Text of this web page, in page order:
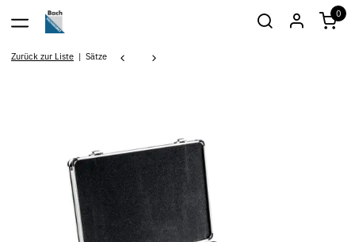
0
Zurück zur Liste Sätze